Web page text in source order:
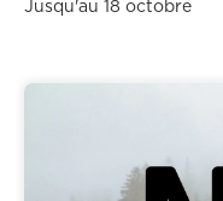
Jusqu'au 18 octobre